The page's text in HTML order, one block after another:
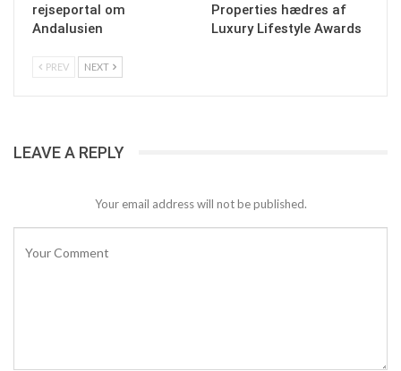
rejseportal om
Andalusien
Properties hædres af
Luxury Lifestyle Awards
PREV NEXT
LEAVE A REPLY
Your email address will not be published.